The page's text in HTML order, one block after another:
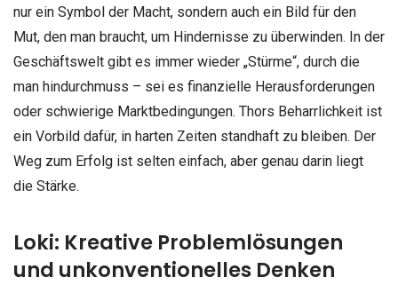
nur ein Symbol der Macht, sondern auch ein Bild für den
Mut, den man braucht, um Hindernisse zu überwinden. In der
Geschäftswelt gibt es immer wieder „Stürme“, durch die
man hindurchmuss – sei es finanzielle Herausforderungen
oder schwierige Marktbedingungen. Thors Beharrlichkeit ist
ein Vorbild dafür, in harten Zeiten standhaft zu bleiben. Der
Weg zum Erfolg ist selten einfach, aber genau darin liegt
die Stärke.
Loki: Kreative Problemlösungen
und unkonventionelles Denken